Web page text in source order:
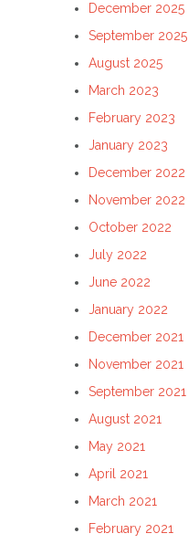
December 2025
September 2025
August 2025
March 2023
February 2023
January 2023
December 2022
November 2022
October 2022
July 2022
June 2022
January 2022
December 2021
November 2021
September 2021
August 2021
May 2021
April 2021
March 2021
February 2021